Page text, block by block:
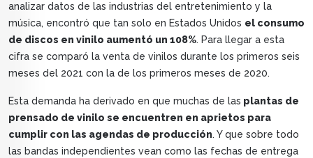
analizar datos de las industrias del entretenimiento y la
música, encontró que tan solo en Estados Unidos el consumo
de discos en vinilo aumentó un 108%. Para llegar a esta
cifra se comparó la venta de vinilos durante los primeros seis
meses del 2021 con la de los primeros meses de 2020.
Esta demanda ha derivado en que muchas de las plantas de
prensado de vinilo se encuentren en aprietos para
cumplir con las agendas de producción. Y que sobre todo
las bandas independientes vean como las fechas de entrega